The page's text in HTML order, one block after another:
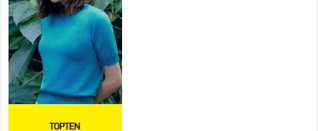
АЧААГ ХЭРХЭН ХӨНГӨЛСНӨӨР ДҮГНЭНЭ
2026 оны 7 сар 21 / 10 цаг 09 минут
Байнгын хорооны дарга М.Мандхай Цөлжилттэй
тэмцэх тухай НҮБ-ын конвенцын талуудын 17
дугаар бага хурал (СОР17)-ын бэлтгэл ажлын
явцтай танилцлаа
2026 оны 7 сар 21 / 10 цаг 03 минут
Б.Пүрэвдагва: Бүтээн байгуулалтын аливаа